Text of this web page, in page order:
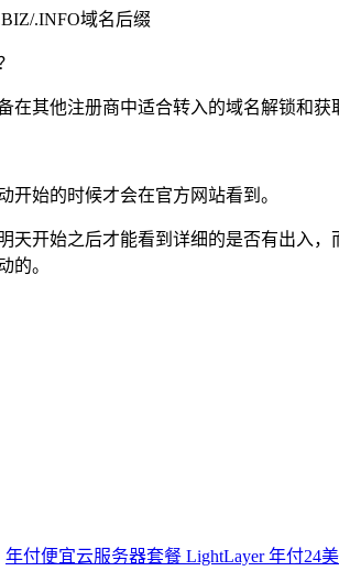
.INFO域名后缀
在其他注册商中适合转入的域名解锁和获
开始的时候才会在官方网站看到。
天开始之后才能看到详细的是否有出入，
的。
年付便宜云服务器套餐 LightLayer 年付24